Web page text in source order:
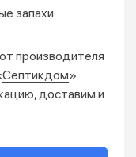
запахи.
производителя
Септикдом».
доставим и